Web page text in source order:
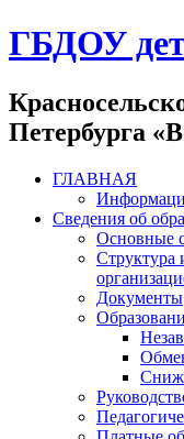
ГБДОУ
Петербурга
ГЛАВНАЯ
Сведения об
Основные
Структура
Документы